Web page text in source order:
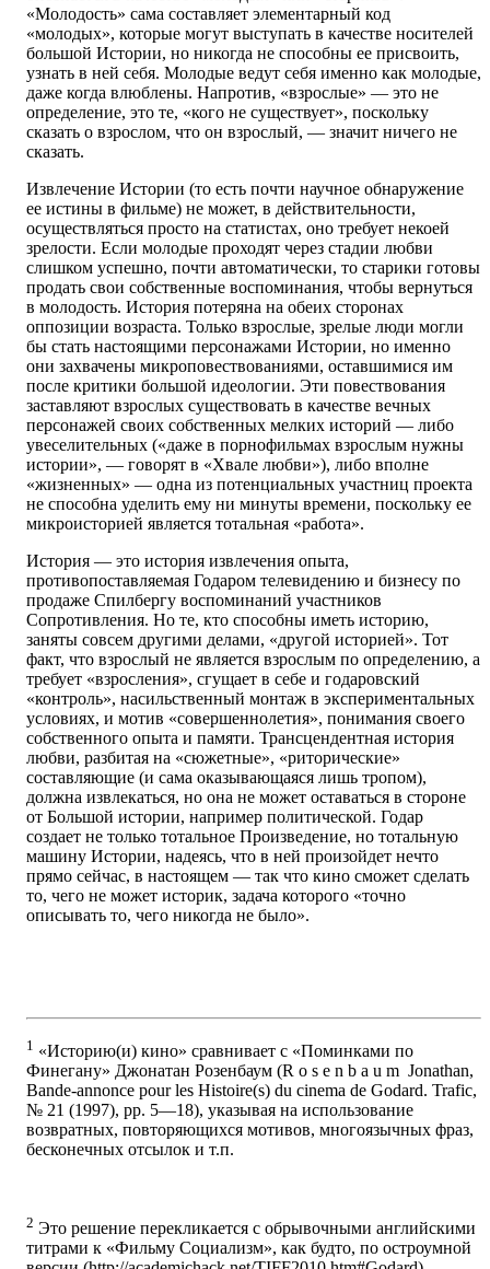
«Молодость» сама составляет элементарный код
«молодых», которые могут выступать в качестве носителей
большой Истории, но никогда не способны ее присвоить,
узнать в ней себя. Молодые ведут себя именно как молодые,
даже когда влюблены. Напротив, «взрослые» — это не
определение, это те, «кого не существует», поскольку
сказать о взрослом, что он взрослый, — значит ничего не
сказать.
Извлечение Истории (то есть почти научное обнаружение
ее истины в фильме) не может, в действительности,
осуществляться просто на статистах, оно требует некоей
зрелости. Если молодые проходят через стадии любви
слишком успешно, почти автоматически, то старики готовы
продать свои собственные воспоминания, чтобы вернуться
в молодость. История потеряна на обеих сторонах
оппозиции возраста. Только взрослые, зрелые люди могли
бы стать настоящими персонажами Истории, но именно
они захвачены микроповествованиями, оставшимися им
после критики большой идеологии. Эти повествования
заставляют взрослых существовать в качестве вечных
персонажей своих собственных мелких историй — либо
увеселительных («даже в порнофильмах взрослым нужны
истории», — говорят в «Хвале любви»), либо вполне
«жизненных» — одна из потенциальных участниц проекта
не способна уделить ему ни минуты времени, поскольку ее
микроисторией является тотальная «работа».
История — это история извлечения опыта,
противопоставляемая Годаром телевидению и бизнесу по
продаже Спилбергу воспоминаний участников
Сопротивления. Но те, кто способны иметь историю,
заняты совсем другими делами, «другой историей». Тот
факт, что взрослый не является взрослым по определению, а
требует «взросления», сгущает в себе и годаровский
«контроль», насильственный монтаж в экспериментальных
условиях, и мотив «совершеннолетия», понимания своего
собственного опыта и памяти. Трансцендентная история
любви, разбитая на «сюжетные», «риторические»
составляющие (и сама оказывающаяся лишь тропом),
должна извлекаться, но она не может оставаться в стороне
от Большой истории, например политической. Годар
создает не только тотальное Произведение, но тотальную
машину Истории, надеясь, что в ней произойдет нечто
прямо сейчас, в настоящем — так что кино сможет сделать
то, чего не может историк, задача которого «точно
описывать то, чего никогда не было».
1 «Историю(и) кино» сравнивает с «Поминками по
Финегану» Джонатан Розенбаум (R o s e n b a u m Jonathan,
Bande-annonce pour les Histoire(s) du cinema de Godard. Trafic,
№ 21 (1997), pp. 5—18), указывая на использование
возвратных, повторяющихся мотивов, многоязычных фраз,
бесконечных отсылок и т.п.
2 Это решение перекликается с обрывочными английскими
титрами к «Фильму Социализм», как будто, по остроумной